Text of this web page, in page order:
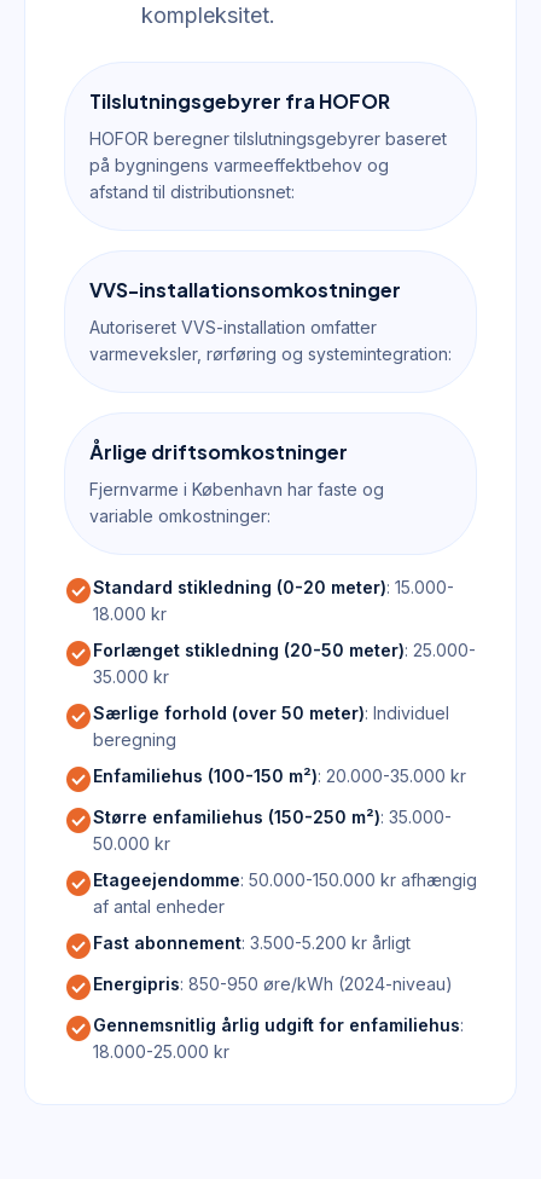
kompleksitet.
Tilslutningsgebyrer fra HOFOR
HOFOR beregner tilslutningsgebyrer baseret
på bygningens varmeeffektbehov og
afstand til distributionsnet:
VVS-installationsomkostninger
Autoriseret VVS-installation omfatter
varmeveksler, rørføring og systemintegration:
Årlige driftsomkostninger
Fjernvarme i København har faste og
variable omkostninger:
check_circleStandard stikledning (0-20 meter): 15.000-
18.000 kr
check_circleForlænget stikledning (20-50 meter): 25.000-
35.000 kr
check_circleSærlige forhold (over 50 meter): Individuel
beregning
check_circleEnfamiliehus (100-150 m²): 20.000-35.000 kr
check_circleStørre enfamiliehus (150-250 m²): 35.000-
50.000 kr
check_circleEtageejendomme: 50.000-150.000 kr afhængig
af antal enheder
check_circleFast abonnement: 3.500-5.200 kr årligt
check_circleEnergipris: 850-950 øre/kWh (2024-niveau)
check_circleGennemsnitlig årlig udgift for enfamiliehus:
18.000-25.000 kr